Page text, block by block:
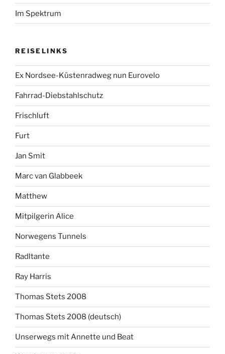
Im Spektrum
REISELINKS
Ex Nordsee-Küstenradweg nun Eurovelo
Fahrrad-Diebstahlschutz
Frischluft
Furt
Jan Smit
Marc van Glabbeek
Matthew
Mitpilgerin Alice
Norwegens Tunnels
Radltante
Ray Harris
Thomas Stets 2008
Thomas Stets 2008 (deutsch)
Unserwegs mit Annette und Beat